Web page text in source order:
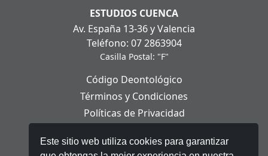
Este sitio web utiliza cookies para garantizar
ESTUDIOS CUENCA
Av. España 13-36 y Valencia
Teléfono: 07 2863904
Casilla Postal: "F"
Código Deontológico
Términos y Condiciones
Políticas de Privacidad
Aviso Legal